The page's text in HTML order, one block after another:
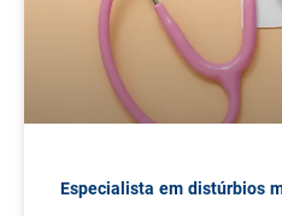
Especialista em distúrbios